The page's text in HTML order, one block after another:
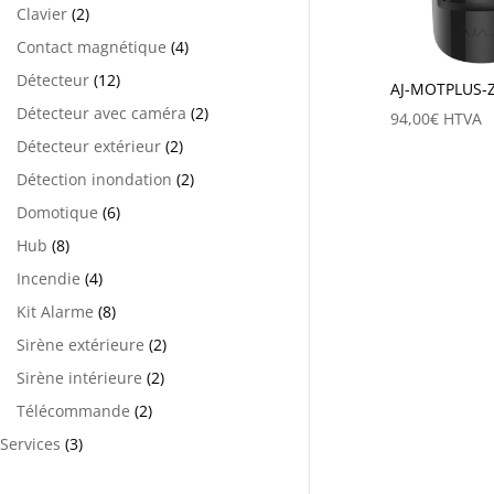
Clavier (2)
Contact magnétique (4)
Détecteur (12)
Détecteur avec caméra (2)
Détecteur extérieur (2)
Détection inondation (2)
Domotique (6)
Hub (8)
Incendie (4)
Kit Alarme (8)
Sirène extérieure (2)
Sirène intérieure (2)
Télécommande (2)
Services (3)
AJ-MOTPLUS-
94,00€ HTVA